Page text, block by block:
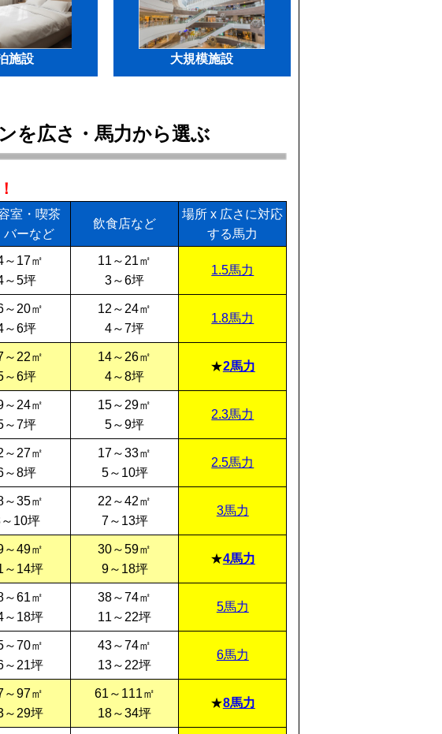
施設 大規模施設
を広さ・馬力から選ぶ
室・喫茶
バーなど
飲食店など
場所 x 広さに対応
する馬力
～17㎡
～5坪
11～21㎡
3～6坪
1.5馬力
～20㎡
～6坪
12～24㎡
4～7坪
1.8馬力
～22㎡
～6坪
14～26㎡
4～8坪
2馬力
～24㎡
～7坪
15～29㎡
5～9坪
2.3馬力
～27㎡
～8坪
17～33㎡
5～10坪
2.5馬力
～35㎡
10坪
22～42㎡
7～13坪
3馬力
～49㎡
～14坪
30～59㎡
9～18坪
4馬力
～61㎡
～18坪
38～74㎡
11～22坪
5馬力
～70㎡
～21坪
43～74㎡
13～22坪
6馬力
～97㎡
～29坪
61～111㎡
18～34坪
8馬力